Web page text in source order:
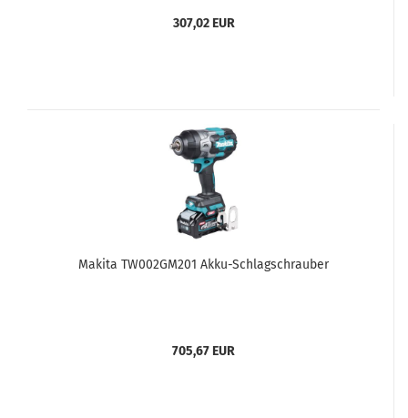
307,02 EUR
Makita TW002GM201 Akku-Schlagschrauber
705,67 EUR